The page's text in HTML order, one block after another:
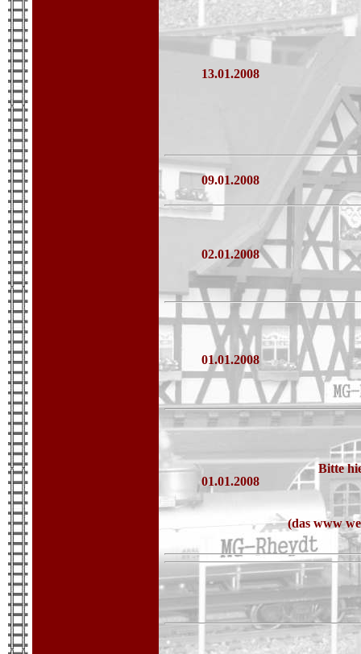
13.01.2008
09.01.2008
02.01.2008
01.01.2008
01.01.2008
Bitte
(das www